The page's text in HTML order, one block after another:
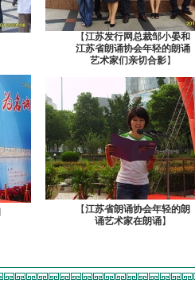
【江苏发行网总裁邹小晏和
江苏省朗诵协会年轻的朗诵
艺术家们亲切合影】
【江苏省朗诵协会年轻的朗
诵艺术家在朗诵】